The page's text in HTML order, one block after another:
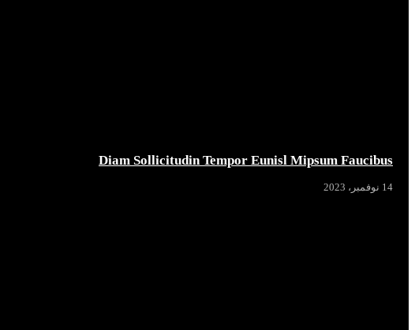
Diam Sollicitudin Tempor Eunisl Mipsum Faucibus
14 نوفمبر، 2023